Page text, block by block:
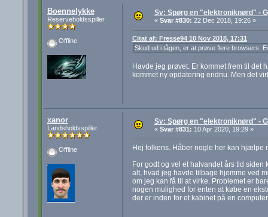
Boennelykke
Reserveholdsspiller
Offline
Sv: Spørg en "elektroniknørd" -
« Svar #830: 22 Dec 2018, 19:26 »
Citat af: Fresse94 10 Nov 2018, 17:31
Skud ud i tågen, er at prøve flere browsers.
Havde jeg prøvet. Er kommet frem til det
kommet ny opdatering endnu. Men det
xanor
Landsholdsspiller
Offline
Sv: Spørg en "elektroniknørd" -
« Svar #831: 10 Apr 2020, 19:29 »
Hej folkens. Håber nogle her kan hjælpe
For godt og vel et halvandet års tid
alt, hvad jeg havde tilbage hjemme ved
om jeg kan få til at virke. Problemet er
nogen mulighed for enten at købe en
der er inden for et kabinet på en